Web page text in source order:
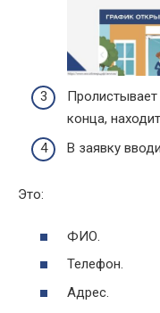
Пролистывает
конца,
В заявку
Это:
ФИО.
Телефон.
Адрес.